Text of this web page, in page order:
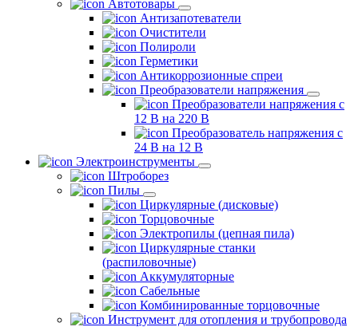
Автотовары
Антизапотеватели
Очистители
Полироли
Герметики
Антикоррозионные спреи
Преобразователи напряжения
Преобразователи напряжения с
12 В на 220 В
Преобразователь напряжения с
24 В на 12 В
Электроинструменты
Штроборез
Пилы
Циркулярные (дисковые)
Торцовочные
Электропилы (цепная пила)
Циркулярные станки
(распиловочные)
Аккумуляторные
Сабельные
Комбинированные торцовочные
Инструмент для отопления и трубопровода